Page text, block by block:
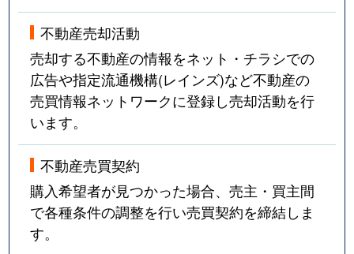
不動産売却活動
売却する不動産の情報をネット・チラシでの
広告や指定流通機構(レインズ)など不動産の
売買情報ネットワークに登録し売却活動を行
います。
不動産売買契約
購入希望者が見つかった場合、売主・買主間
で各種条件の調整を行い売買契約を締結しま
す。